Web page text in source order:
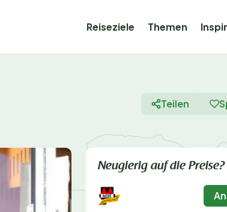
Reiseziele Themen
Teilen
Neugierig auf die Preise?